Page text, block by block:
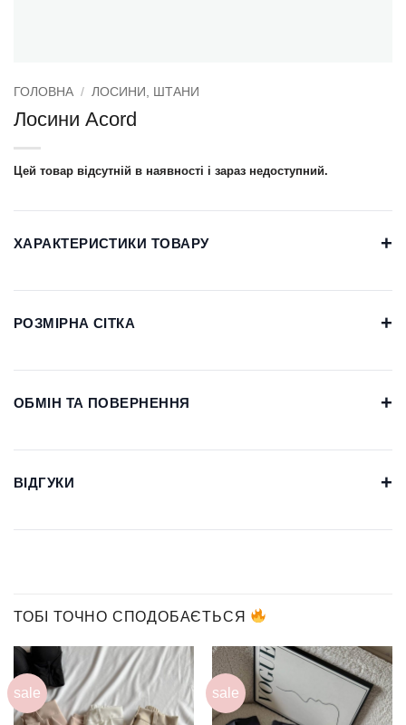
ГОЛОВНА / ЛОСИНИ, ШТАНИ
Лосини Acord
Цей товар відсутній в наявності і зараз недоступний.
ХАРАКТЕРИСТИКИ ТОВАРУ +
РОЗМІРНА СІТКА +
ОБМІН ТА ПОВЕРНЕННЯ +
ВІДГУКИ +
ТОБІ ТОЧНО СПОДОБАЄТЬСЯ
sale sale